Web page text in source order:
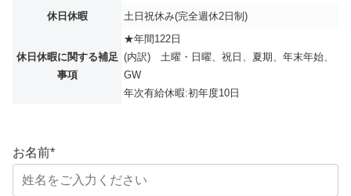
休日休暇
土日祝休み(完全週休2日制)
休日休暇に関する補足
事項
★年間122日
(内訳) 土曜・日曜、祝日、夏期、年末年始、
GW
年次有給休暇:初年度10日
お名前*